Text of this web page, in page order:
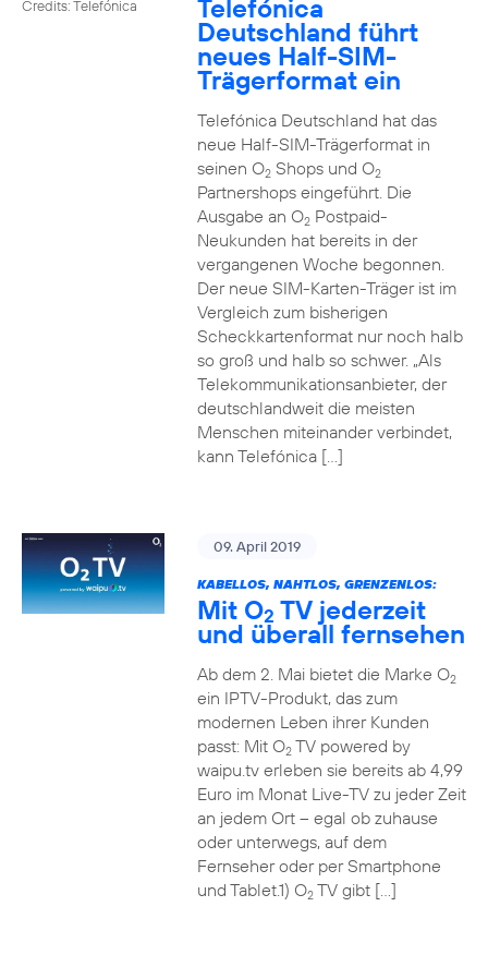
Credits: Telefónica Telefónica
Deutschland führt
neues Half-SIM-
Trägerformat ein
Telefónica Deutschland hat das
neue Half-SIM-Trägerformat in
seinen O2Shops und O2
Partnershops eingeführt. Die
Ausgabe an O2Postpaid-
Neukunden hat bereits in der
vergangenen Woche begonnen.
Der neue SIM-Karten-Träger ist im
Vergleich zum bisherigen
Scheckkartenformat nur noch halb
so groß und halb so schwer. „Als
Telekommunikationsanbieter, der
deutschlandweit die meisten
Menschen miteinander verbindet,
kann Telefónica […]
09. April 2019
KABELLOS, NAHTLOS, GRENZENLOS:
Mit O2 TV jederzeit
und überall fernsehen
Ab dem 2. Mai bietet die Marke O2
ein IPTV-Produkt, das zum
modernen Leben ihrer Kunden
passt: Mit O2TV powered by
waipu.tv erleben sie bereits ab 4,99
Euro im Monat Live-TV zu jeder Zeit
an jedem Ort – egal ob zuhause
oder unterwegs, auf dem
Fernseher oder per Smartphone
und Tablet.1) O2TV gibt […]